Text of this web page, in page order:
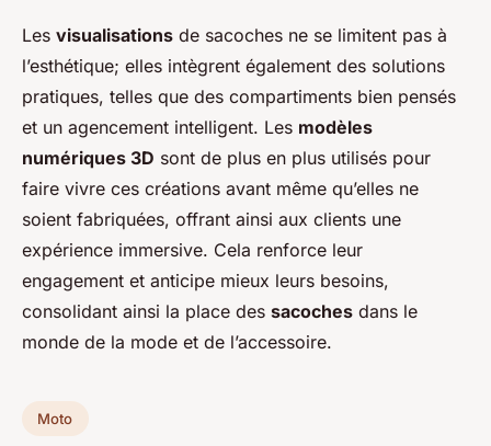
Les visualisations de sacoches ne se limitent pas à
l’esthétique; elles intègrent également des solutions
pratiques, telles que des compartiments bien pensés
et un agencement intelligent. Les modèles
numériques 3D sont de plus en plus utilisés pour
faire vivre ces créations avant même qu’elles ne
soient fabriquées, offrant ainsi aux clients une
expérience immersive. Cela renforce leur
engagement et anticipe mieux leurs besoins,
consolidant ainsi la place des sacoches dans le
monde de la mode et de l’accessoire.
Moto